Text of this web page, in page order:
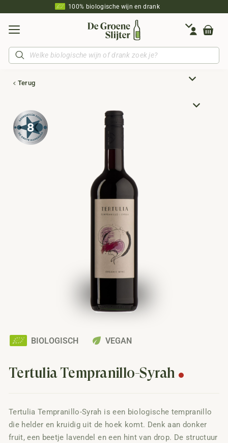
100% biologische wijn en drank
Producten
zoeken
Terug
BIOLOGISCH eco VEGAN
Tertulia Tempranillo-Syrah
Tertulia Tempranillo-Syrah is een biologische tempranillo
die helder en kruidig uit de hoek komt. Denk aan donker
fruit, een beetje lavendel en een hint van drop. De structuur